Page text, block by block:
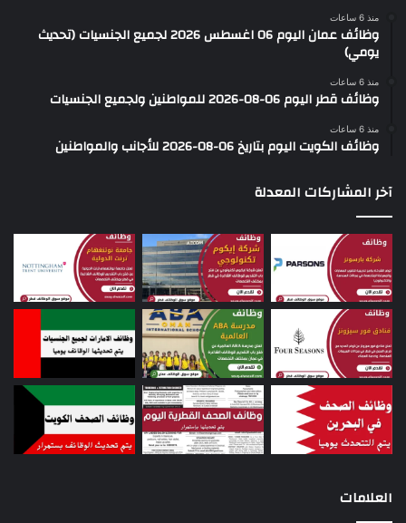
منذ 6 ساعات
وظائف عمان اليوم 06 اغسطس 2026 لجميع الجنسيات (تحديث
يومي)
منذ 6 ساعات
وظائف قطر اليوم 06-08-2026 للمواطنين ولجميع الجنسيات
منذ 6 ساعات
وظائف الكويت اليوم بتاريخ 06-08-2026 للأجانب والمواطنين
آخر المشاركات المعدلة
العلامات